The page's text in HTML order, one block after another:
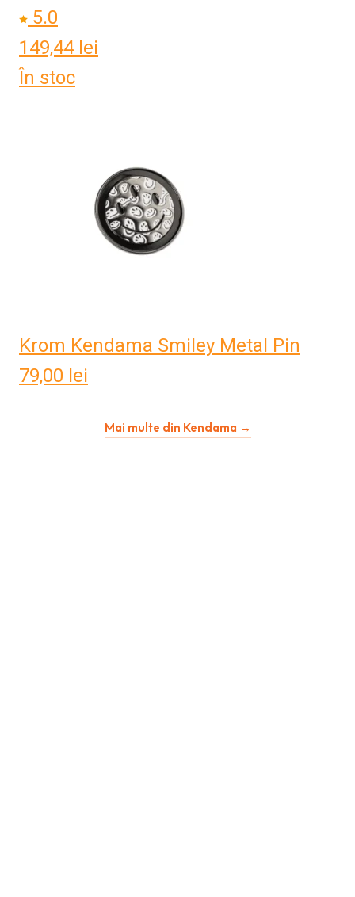
5.0
149,44 lei
În stoc
Krom Kendama Smiley Metal Pin
79,00 lei
Mai multe din Kendama →